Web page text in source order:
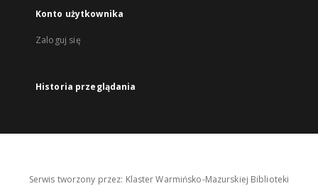
Konto użytkownika
Zaloguj się
Historia przeglądania
Serwis tworzony przez: Klaster Warmińsko-Mazurskiej Biblioteki